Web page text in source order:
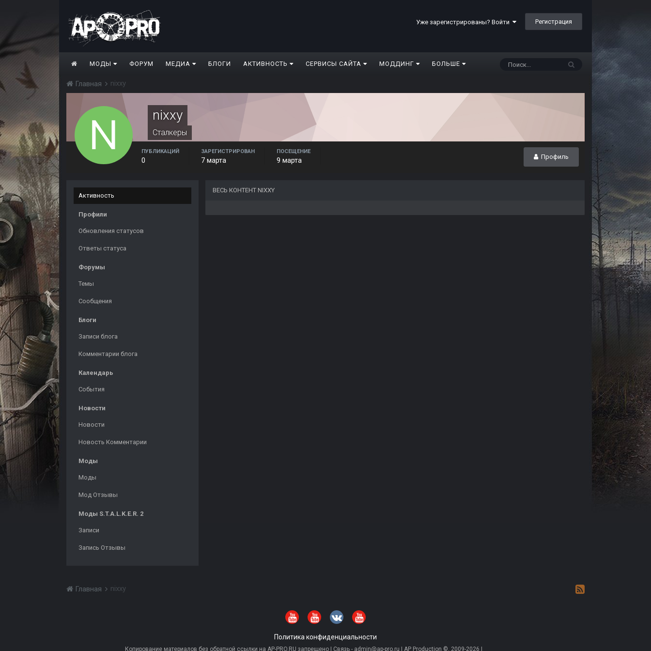
Уже зарегистрированы? Войти Регистрация
МОДЫ ФОРУМ МЕДИА БЛОГИ АКТИВНОСТЬ СЕРВИСЫ САЙТА МОДДИНГ БОЛЬШЕ
Главная nixxy
nixxy
Сталкеры
Профиль
ПУБЛИКАЦИЙ
0
ЗАРЕГИСТРИРОВАН
7 марта
ПОСЕЩЕНИЕ
9 марта
Активность
Профили
Обновления статусов
Ответы статуса
Форумы
Темы
Сообщения
Блоги
Записи блога
Комментарии блога
Календарь
События
Новости
Новости
Новость Комментарии
Моды
Моды
Мод Отзывы
Моды S.T.A.L.K.E.R. 2
Записи
Запись Отзывы
ВЕСЬ КОНТЕНТ NIXXY
Главная nixxy
Политика конфиденциальности
Копирование материалов без обратной ссылки на AP-PRO.RU запрещено | Связь - admin@ap-pro.ru | AP Production ©, 2009-2026 |